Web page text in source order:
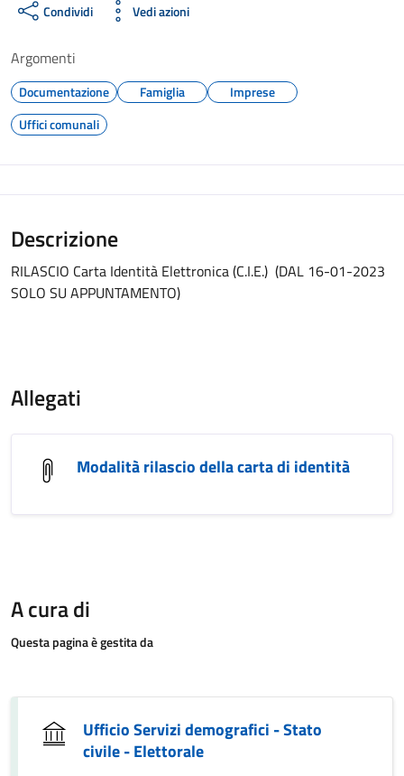
Condividi Vedi azioni
Argomenti
Documentazione Famiglia
Imprese
Uffici comunali
Descrizione
RILASCIO Carta Identità Elettronica (C.I.E.) (DAL 16-01-2023
SOLO SU APPUNTAMENTO)
Allegati
Modalità rilascio della carta di identità
A cura di
Questa pagina è gestita da
Ufficio Servizi demografici - Stato
civile - Elettorale